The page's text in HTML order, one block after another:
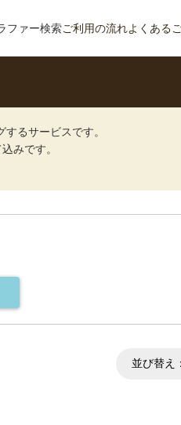
ファー検索ご利用の流れよくある
るサービスです。
みです。
並び替え：